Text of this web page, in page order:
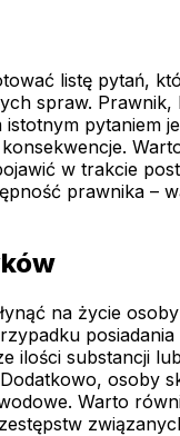
listę pytań,
spraw.
pytaniem
w trakcie
prawnika –
na życie
ilości substancji
osoby
Warto